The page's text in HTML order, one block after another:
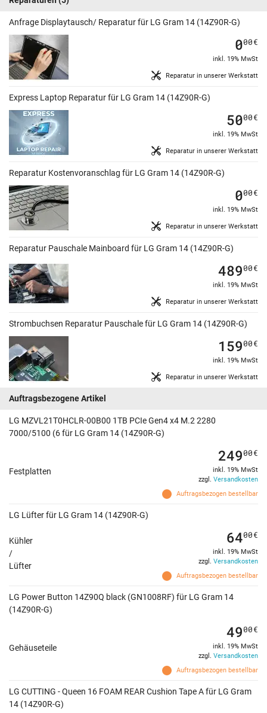
Anfrage Displaytausch/ Reparatur für LG Gram 14 (14Z90R-G)
Reparatur in unserer Werkstatt
000€
inkl. 19% MwSt
Express Laptop Reparatur für LG Gram 14 (14Z90R-G)
Reparatur in unserer Werkstatt
5000€
inkl. 19% MwSt
Reparatur Kostenvoranschlag für LG Gram 14 (14Z90R-G)
Reparatur in unserer Werkstatt
000€
inkl. 19% MwSt
Reparatur Pauschale Mainboard für LG Gram 14 (14Z90R-G)
Reparatur in unserer Werkstatt
48900€
inkl. 19% MwSt
Strombuchsen Reparatur Pauschale für LG Gram 14 (14Z90R-G)
Reparatur in unserer Werkstatt
15900€
inkl. 19% MwSt
Auftragsbezogene Artikel
LG MZVL21T0HCLR-00B00 1TB PCIe Gen4 x4 M.2 2280
7000/5100 (6 für LG Gram 14 (14Z90R-G)
Festplatten
Auftragsbezogen bestellbar
24900€
inkl. 19% MwSt
zzgl. Versandkosten
LG Lüfter für LG Gram 14 (14Z90R-G)
Kühler
/
Lüfter
Auftragsbezogen bestellbar
6400€
inkl. 19% MwSt
zzgl. Versandkosten
LG Power Button 14Z90Q black (GN1008RF) für LG Gram 14
(14Z90R-G)
Gehäuseteile
Auftragsbezogen bestellbar
4900€
inkl. 19% MwSt
zzgl. Versandkosten
LG CUTTING - Queen 16 FOAM REAR Cushion Tape A für LG Gram
14 (14Z90R-G)